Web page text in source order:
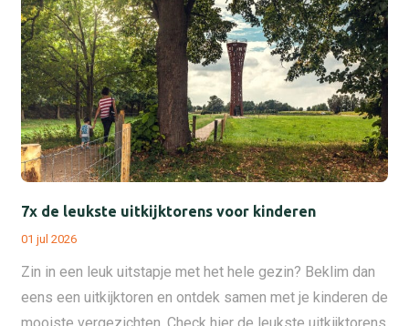
7x de leukste uitkijktorens voor kinderen
01 jul 2026
Zin in een leuk uitstapje met het hele gezin? Beklim dan
eens een uitkijktoren en ontdek samen met je kinderen de